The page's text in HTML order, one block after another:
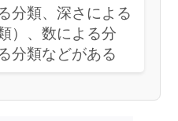
分類、深さによる
）、数による分
分類などがある